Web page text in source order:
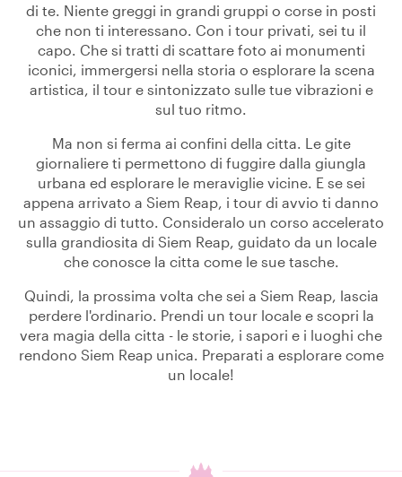
di te. Niente greggi in grandi gruppi o corse in posti
che non ti interessano. Con i tour privati, sei tu il
capo. Che si tratti di scattare foto ai monumenti
iconici, immergersi nella storia o esplorare la scena
artistica, il tour e sintonizzato sulle tue vibrazioni e
sul tuo ritmo.
Ma non si ferma ai confini della citta. Le gite
giornaliere ti permettono di fuggire dalla giungla
urbana ed esplorare le meraviglie vicine. E se sei
appena arrivato a Siem Reap, i tour di avvio ti danno
un assaggio di tutto. Consideralo un corso accelerato
sulla grandiosita di Siem Reap, guidato da un locale
che conosce la citta come le sue tasche.
Quindi, la prossima volta che sei a Siem Reap, lascia
perdere l'ordinario. Prendi un tour locale e scopri la
vera magia della citta - le storie, i sapori e i luoghi che
rendono Siem Reap unica. Preparati a esplorare come
un locale!